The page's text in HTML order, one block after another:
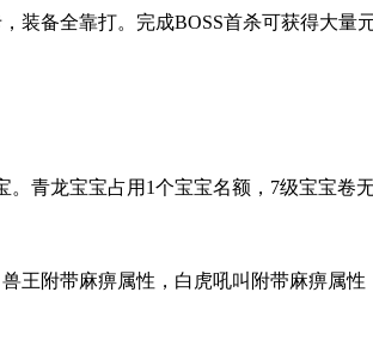
装备全靠打。完成BOSS首杀可获得大
青龙宝宝占用1个宝宝名额，7级宝宝卷
王附带麻痹属性，白虎吼叫附带麻痹属